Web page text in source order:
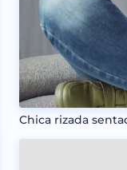
Chica rizada